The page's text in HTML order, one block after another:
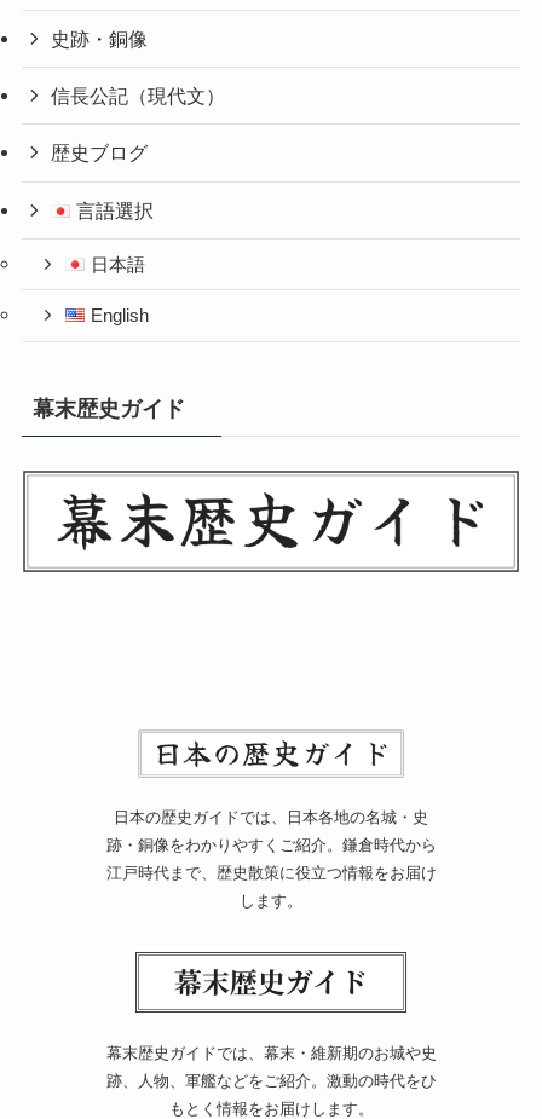
史跡・銅像
信長公記（現代文）
歴史ブログ
言語選択
日本語
English
幕末歴史ガイド
日本の歴史ガイドでは、日本各地の名城・史
跡・銅像をわかりやすくご紹介。鎌倉時代から
江戸時代まで、歴史散策に役立つ情報をお届け
します。
幕末歴史ガイドでは、幕末・維新期のお城や史
跡、人物、軍艦などをご紹介。激動の時代をひ
もとく情報をお届けします。